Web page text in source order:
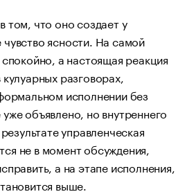
том, что оно создает у
ясности. На самой
а настоящая реакция
разговорах,
исполнении без
объявлено, но внутреннего
управленческая
не в момент обсуждения,
а на этапе исполнения,
выше.